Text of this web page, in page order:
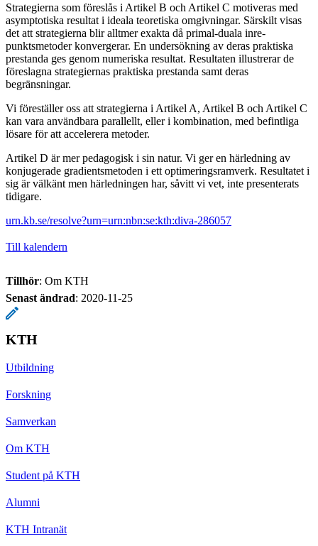
Strategierna som föreslås i Artikel B och Artikel C motiveras med
asymptotiska resultat i ideala teoretiska omgivningar. Särskilt visas
det att strategierna blir alltmer exakta då primal-duala inre-
punktsmetoder konvergerar. En undersökning av deras praktiska
prestanda ges genom numeriska resultat. Resultaten illustrerar de
föreslagna strategiernas praktiska prestanda samt deras
begränsningar.
Vi föreställer oss att strategierna i Artikel A, Artikel B och Artikel C
kan vara användbara parallellt, eller i kombination, med befintliga
lösare för att accelerera metoder.
Artikel D är mer pedagogisk i sin natur. Vi ger en härledning av
konjugerade gradientsmetoden i ett optimeringsramverk. Resultatet i
sig är välkänt men härledningen har, såvitt vi vet, inte presenterats
tidigare.
urn.kb.se/resolve?urn=urn:nbn:se:kth:diva-286057
Till kalendern
Tillhör: Om KTH
Senast ändrad: 2020-11-25
KTH
Utbildning
Forskning
Samverkan
Om KTH
Student på KTH
Alumni
KTH Intranät